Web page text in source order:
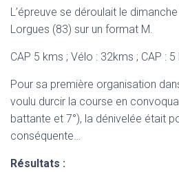
L’épreuve se déroulait le
Lorgues (83) sur un format M.
CAP 5 kms ; Vélo : 32kms ; CAP : 5
Pour sa première organisation
voulu durcir la course en
battante et 7°), la dénivelée était
conséquente…
Résultats :